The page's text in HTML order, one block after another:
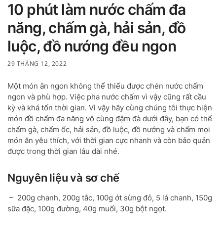
10 phút làm nước chấm đa
năng, chấm gà, hải sản, đồ
luộc, đồ nướng đều ngon
29 THÁNG 12, 2022
Một món ăn ngon không thể thiếu được chén nước chấm
ngon và phù hợp. Việc pha nước chấm vì vậy cũng rất cầu
kỳ và khá tốn thời gian. Vì vậy hãy cùng chúng tôi thực hiện
món đồ chấm đa năng vô cùng đậm đà dưới đây, bạn có thể
chấm gà, chấm ốc, hải sản, đồ luộc, đồ nướng và chấm mọi
món ăn yêu thích, với thời gian cực nhanh và còn bảo quản
được trong thời gian lâu dài nhé.
Nguyên liệu và sơ chế
– 200g chanh, 200g tắc, 100g ớt sừng đỏ, 5 lá chanh, 150g
sữa đặc, 100g đường, 40g muối, 30g bột ngọt.